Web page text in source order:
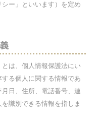
ー」といいます）を定め
は、個人情報保護法にい
る個人に関する情報であ
日、住所、電話番号、連
識別できる情報を指しま